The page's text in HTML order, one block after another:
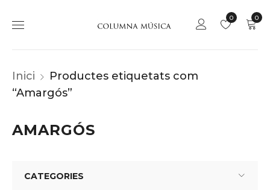
0
0
Inici
Productes etiquetats com
“Amargós”
AMARGÓS
CATEGORIES